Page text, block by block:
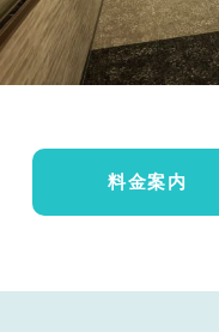
料金案内